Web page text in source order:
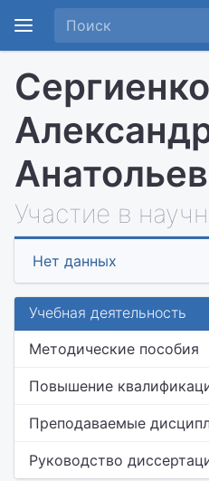
Сергиенко
Участие в
Нет данных
Учебная деятельность
Методические пособия
Повышение
Преподаваемые
Руководство